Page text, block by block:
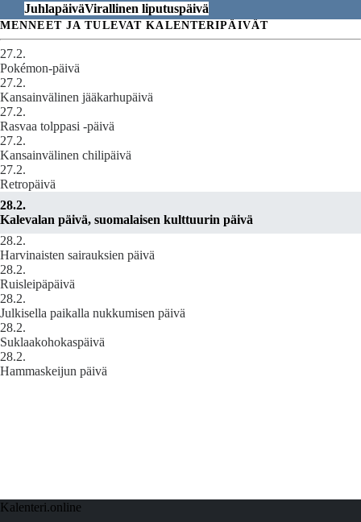
JuhlapäiväVirallinen liputuspäivä
MENNEET JA TULEVAT KALENTERIPÄIVÄT
27.2.
Pokémon-päivä
27.2.
Kansainvälinen jääkarhupäivä
27.2.
Rasvaa tolppasi -päivä
27.2.
Kansainvälinen chilipäivä
27.2.
Retropäivä
28.2.
Kalevalan päivä, suomalaisen kulttuurin päivä
28.2.
Harvinaisten sairauksien päivä
28.2.
Ruisleipäpäivä
28.2.
Julkisella paikalla nukkumisen päivä
28.2.
Suklaakohokaspäivä
28.2.
Hammaskeijun päivä
Kalenteri.online